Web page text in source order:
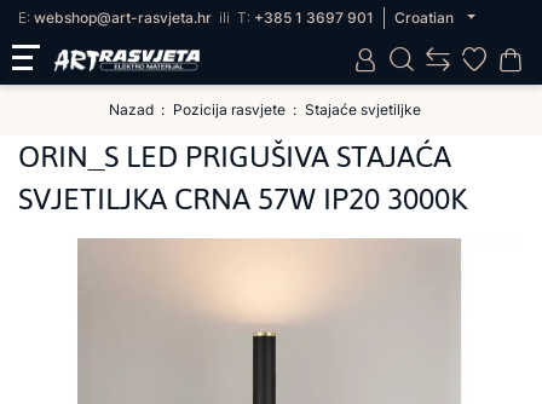
E: webshop@art-rasvjeta.hr ili T: +385 1 3697 901 Croatian
Nazad Pozicija rasvjete Stajaće svjetiljke
ORIN_S LED PRIGUŠIVA STAJAĆA
SVJETILJKA CRNA 57W IP20 3000K